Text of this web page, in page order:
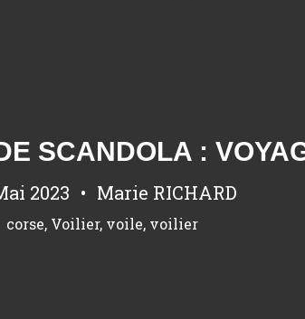
SCANDOLA :
2023 Marie RICHARD
corse, Voilier, voile, voilier